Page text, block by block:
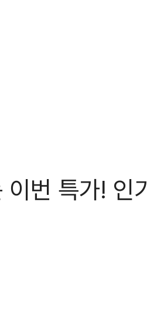
번 특가! 인기